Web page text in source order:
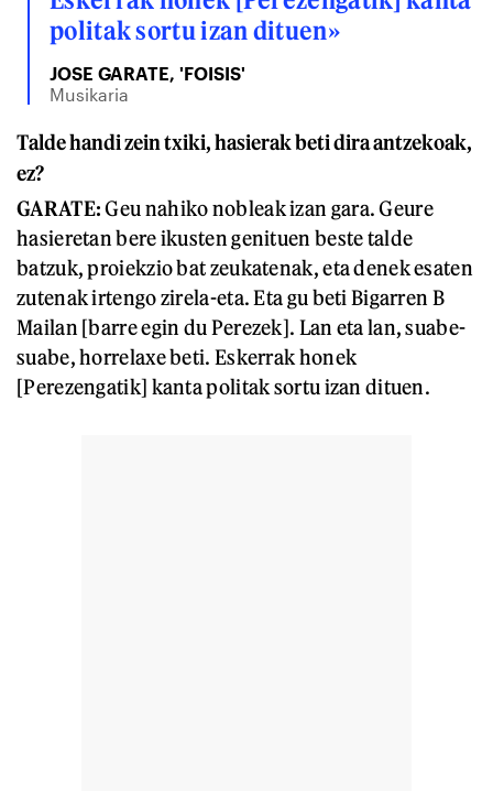
politak sortu izan dituen»
JOSE GARATE, 'FOISIS'
Musikaria
Talde handi zein txiki, hasierak beti dira antzekoak,
ez?
GARATE:Geu nahiko nobleak izan gara. Geure
hasieretan bere ikusten genituen beste talde
batzuk, proiekzio bat zeukatenak, eta denek esaten
zutenak irtengo zirela-eta. Eta gu beti Bigarren B
Mailan [barre egin du Perezek]. Lan eta lan, suabe-
suabe, horrelaxe beti. Eskerrak honek
[Perezengatik] kanta politak sortu izan dituen.